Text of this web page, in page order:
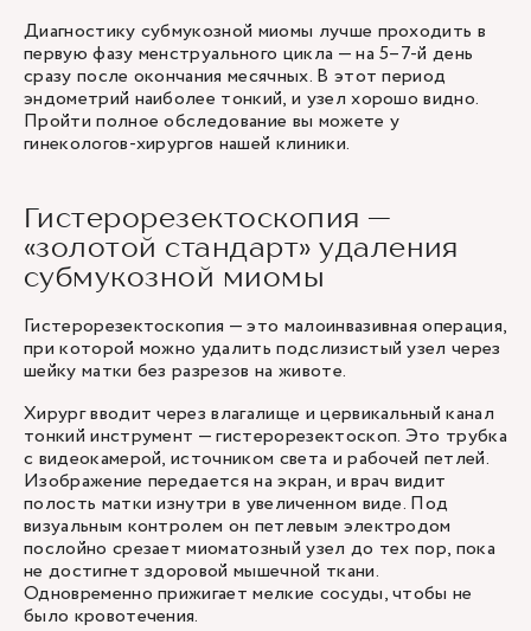
Диагностику субмукозной миомы лучше проходить в
первую фазу менструального цикла — на 5–7-й день
сразу после окончания месячных. В этот период
эндометрий наиболее тонкий, и узел хорошо видно.
Пройти полное обследование вы можете у
гинекологов-хирургов нашей клиники.
Гистерорезектоскопия —
«золотой стандарт» удаления
субмукозной миомы
Гистерорезектоскопия — это малоинвазивная операция,
при которой можно удалить подслизистый узел через
шейку матки без разрезов на животе.
Хирург вводит через влагалище и цервикальный канал
тонкий инструмент — гистерорезектоскоп. Это трубка
с видеокамерой, источником света и рабочей петлей.
Изображение передается на экран, и врач видит
полость матки изнутри в увеличенном виде. Под
визуальным контролем он петлевым электродом
послойно срезает миоматозный узел до тех пор, пока
не достигнет здоровой мышечной ткани.
Одновременно прижигает мелкие сосуды, чтобы не
было кровотечения.